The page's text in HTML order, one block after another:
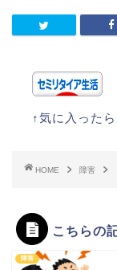
↑気に入った
HOME 障害
こちらの
障害